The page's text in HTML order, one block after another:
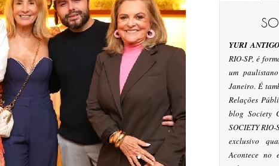
YURI
RIO-SP, é
um
Janeiro. É
Relações
blog Society
SOCIETY
exclusivo
Acontece no